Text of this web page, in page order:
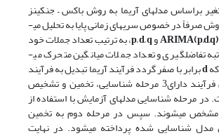
براساس مدل­های آریما به روش باکس – جنکینز
معروف است. این روش صرفاً در خصوص سری­های زمانی پایا به تحلیل می­
ARIMA(p,d,q)وp, d, q، به ترتیب تعداد جملات خود
تفاضل­گیری و تعداد جملات میانگین متحرک می­
dبرابر با صفر گردد فرآیند آریما تبدیل به فرآیند
آریما می‌شود. این فرآیند دارای3 مرحله شناسایی، تخمین و تشخیص
مرحله شناسایی مدل­های آزمایش با استفاده از
مشخص می­شوند. سپس در مرحله دوم به تخمین
مدل شناسایی شده پرداخته می­شود. در نهایت